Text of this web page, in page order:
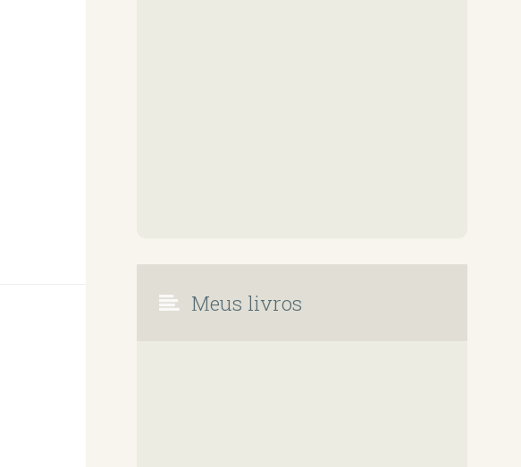
Meus livros